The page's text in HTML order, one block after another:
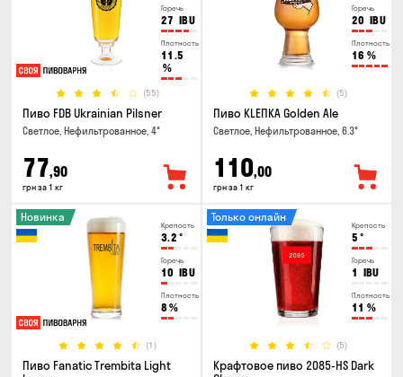
Горечь
27 IBU
Плотность
11.5
%
(55)
Пиво FDB Ukrainian Pilsner
Светлое, Нефильтрованное, 4°
77,90
грн за 1 кг
Горечь
20 IBU
Плотность
16 %
(5)
Пиво KLEПКА Golden Ale
Светлое, Нефильтрованное, 6.3°
110,00
грн за 1 кг
Крепость
3.2 °
Горечь
10 IBU
Плотность
8 %
(1)
Новинка
Пиво Fanatic Trembita Light
Крепость
5 °
Горечь
1 IBU
Плотность
11 %
(5)
Только онлайн
Крафтовое пиво 2085-HS Dark